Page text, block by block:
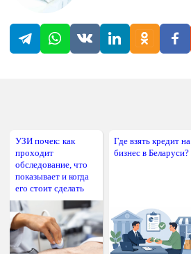
УЗИ почек: как
проходит
обследование, что
показывает и когда
его стоит сделать
Где взять кредит на
бизнес в Беларуси?